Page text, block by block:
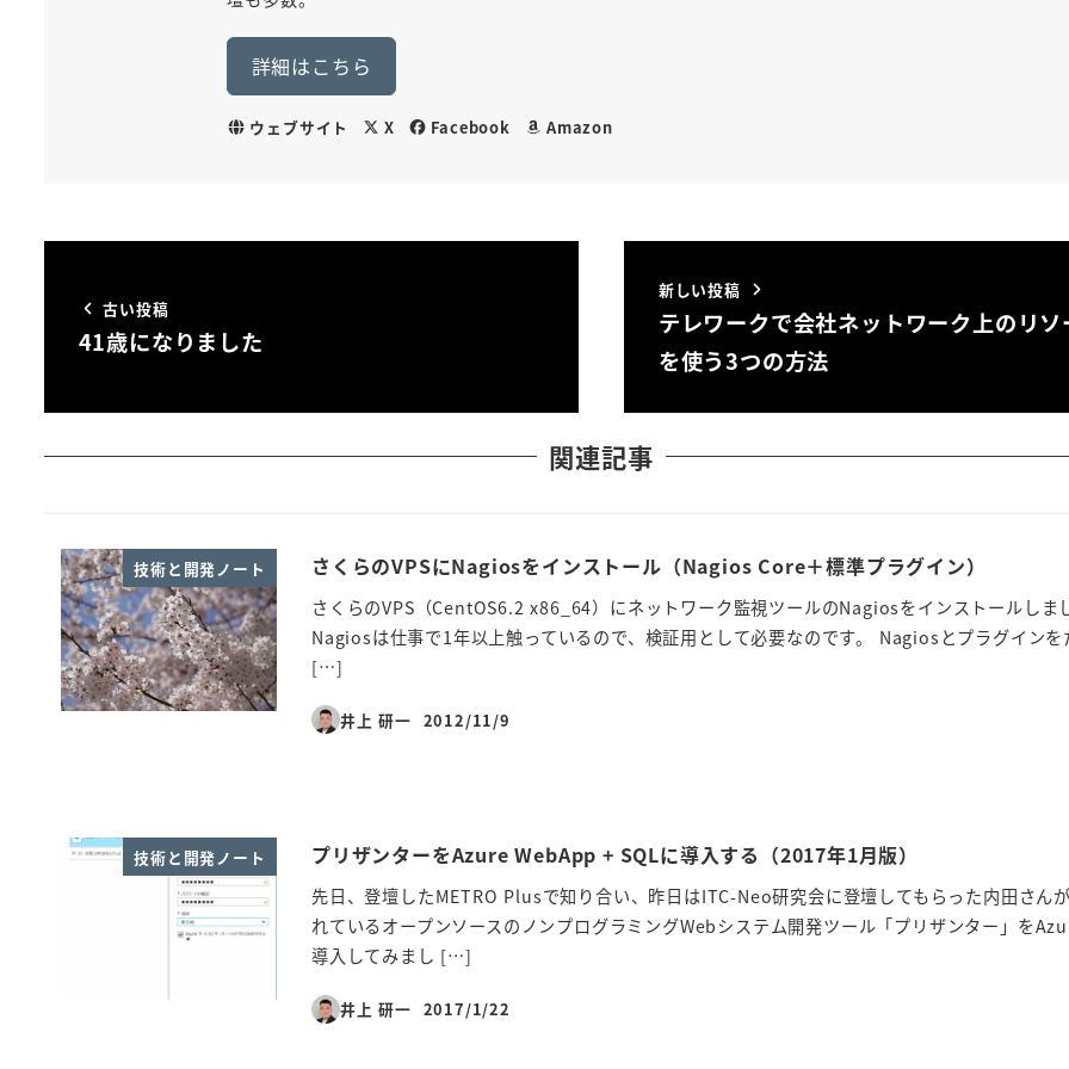
詳細はこちら
ウェブサイト X Facebook Amazon
古い投稿
41歳になりました
新しい投稿
テレワークで会社ネットワーク上のリソ
を使う3つの方法
関連記事
技術と開発ノート さくらのVPSにNagiosをインストール（Nagios Core＋標準プラグイン）
さくらのVPS（CentOS6.2 x86_64）にネットワーク監視ツールのNagiosをインストールしま
Nagiosは仕事で1年以上触っているので、検証用として必要なのです。 Nagiosとプラグインを
[…]
井上 研一
投稿日
2012/11/9
技術と開発ノート プリザンターをAzure WebApp + SQLに導入する（2017年1月版）
先日、登壇したMETRO Plusで知り合い、昨日はITC-Neo研究会に登壇してもらった内田さん
れているオープンソースのノンプログラミングWebシステム開発ツール「プリザンター」を
導入してみまし […]
井上 研一
投稿日
2017/1/22